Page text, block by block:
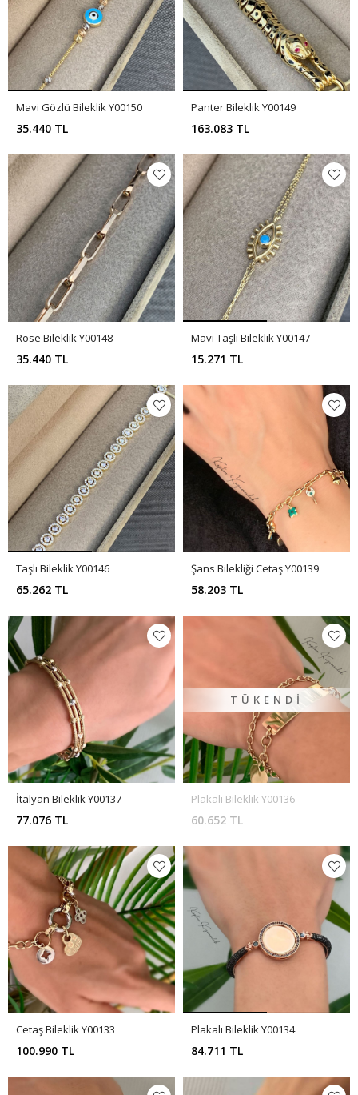
Mavi Gözlü Bileklik Y00150
35.440 TL
Panter Bileklik Y00149
163.083 TL
Rose Bileklik Y00148
35.440 TL
Mavi Taşlı Bileklik Y00147
15.271 TL
Taşlı Bileklik Y00146
65.262 TL
Şans Bilekliği Cetaş Y00139
58.203 TL
İtalyan Bileklik Y00137
77.076 TL
TÜKENDI
Plakalı Bileklik Y00136
60.652 TL
Cetaş Bileklik Y00133
100.990 TL
Plakalı Bileklik Y00134
84.711 TL